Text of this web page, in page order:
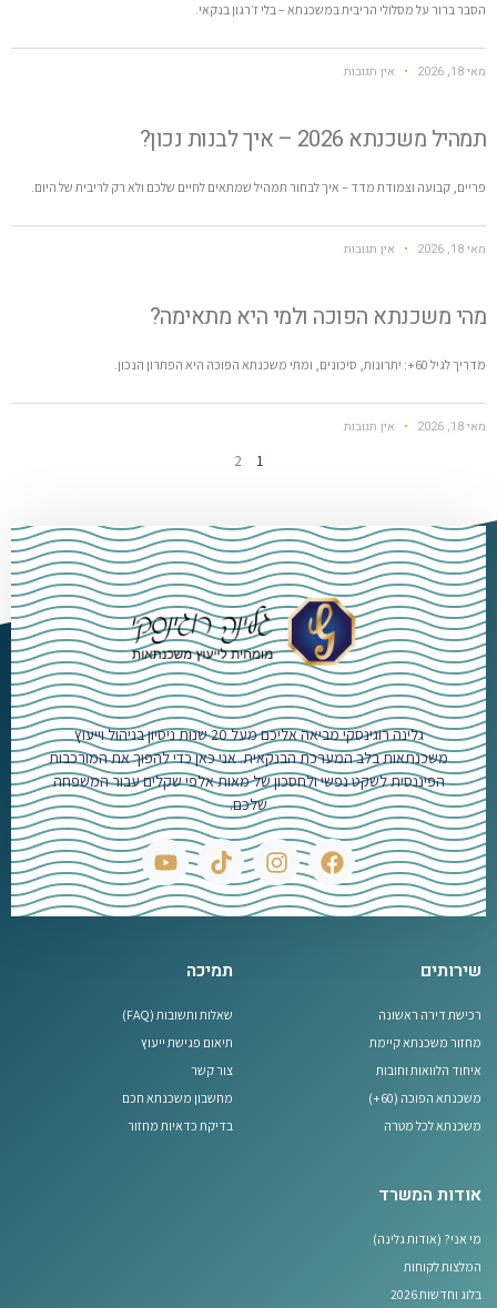
הסבר ברור על מסלולי הריבית במשכנתא – בלי ז׳רגון בנקאי.
מאי 18, 2026 אין תגובות
תמהיל משכנתא 2026 – איך לבנות נכון?
פריים, קבועה וצמודת מדד – איך לבחור תמהיל שמתאים לחיים שלכם ולא רק לריבית של היום.
מאי 18, 2026 אין תגובות
מהי משכנתא הפוכה ולמי היא מתאימה?
מדריך לגיל 60+: יתרונות, סיכונים, ומתי משכנתא הפוכה היא הפתרון הנכון.
מאי 18, 2026 אין תגובות
1
2
גלינה רוגינסקי מביאה אליכם מעל 20 שנות ניסיון בניהול וייעוץ
משכנתאות בלב המערכת הבנקאית. אני כאן כדי להפוך את המורכבות
הפיננסית לשקט נפשי ולחסכון של מאות אלפי שקלים עבור המשפחה
שלכם.
שירותים
רכישת דירה ראשונה
מחזור משכנתא קיימת
איחוד הלוואות וחובות
משכנתא הפוכה (60+)
משכנתא לכל מטרה
תמיכה
שאלות ותשובות (FAQ)
תיאום פגישת ייעוץ
צור קשר
מחשבון משכנתא חכם
בדיקת כדאיות מחזור
אודות המשרד
מי אני? (אודות גלינה)
המלצות לקוחות
בלוג וחדשות 2026